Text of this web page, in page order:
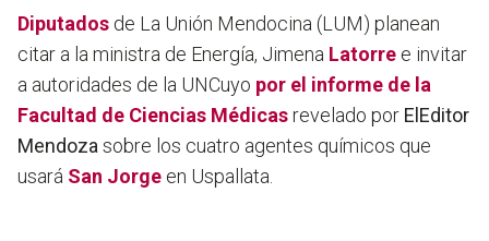
Diputados de La Unión Mendocina (LUM) planean
citar a la ministra de Energía, Jimena Latorre e invitar
a autoridades de la UNCuyo por el informe de la
Facultad de Ciencias Médicasrevelado por ElEditor
Mendoza sobre los cuatro agentes químicos que
usará San Jorge en Uspallata.